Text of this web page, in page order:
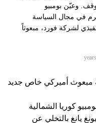
وعيّن بومبيو
في مجال السياسة
لشركة فورد، مبعوثاً
كوريا الشمالية
يانغ بالتخلي عن